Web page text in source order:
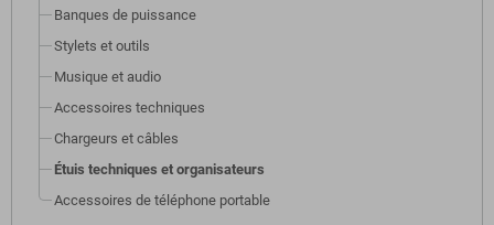
Banques de puissance
Stylets et outils
Musique et audio
Accessoires techniques
Chargeurs et câbles
Étuis techniques et organisateurs
Accessoires de téléphone portable